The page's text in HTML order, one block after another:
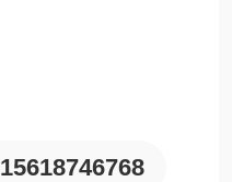
15618746768